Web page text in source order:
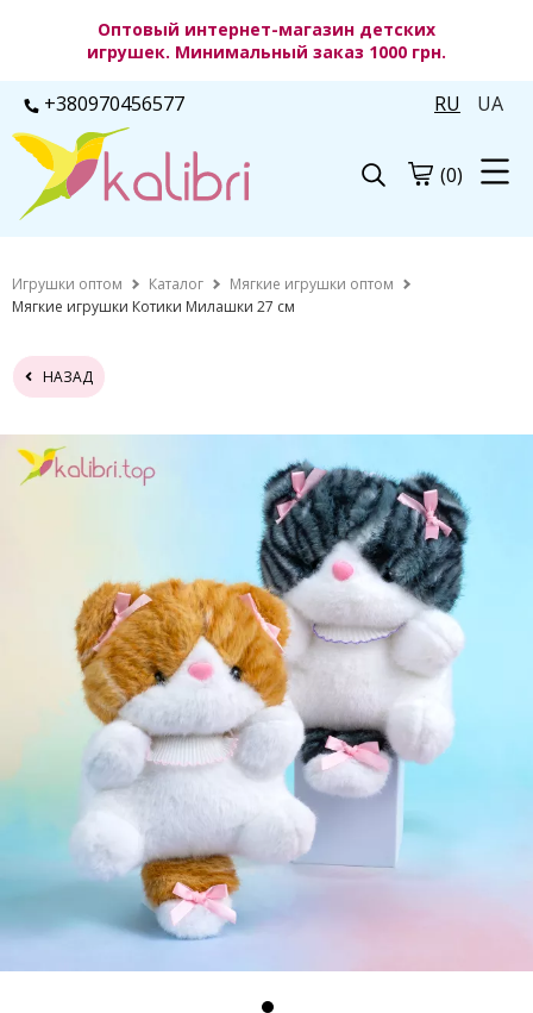
Оптовый интернет-магазин детских
игрушек. Минимальный заказ 1000 грн.
+380970456577 RU UA
(0)
Игрушки оптом Каталог
Мягкие игрушки оптом
Мягкие игрушки Котики Милашки 27 см
НАЗАД